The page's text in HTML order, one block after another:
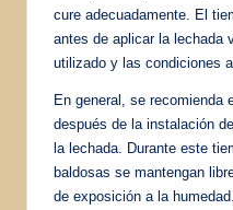
cure adecuadamente. El
antes de aplicar la lechada
utilizado y las condiciones
En general, se recomienda
después de la instalación
la lechada. Durante este
baldosas se mantengan
de exposición a la